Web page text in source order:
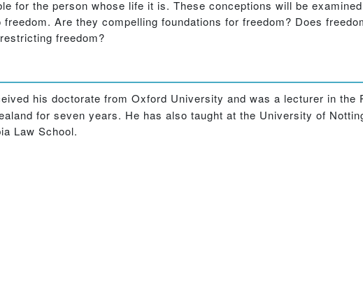
for the person whose life it is. These conceptions will be
Are they compelling foundations for freedom? Does
freedom?
his doctorate from Oxford University and was a lecturer in the
for seven years. He has also taught at the University of
Law School.